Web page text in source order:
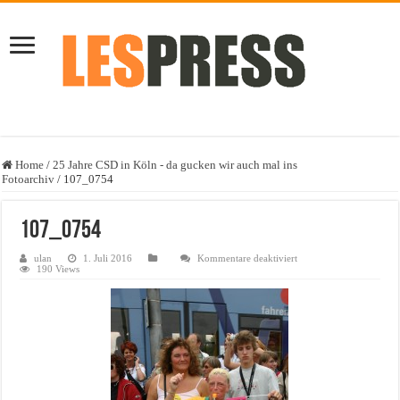
Home / 25 Jahre CSD in Köln - da gucken wir auch mal ins
Fotoarchiv / 107_0754
107_0754
ulan 1. Juli 2016 Kommentare deaktiviertfür
190 Views